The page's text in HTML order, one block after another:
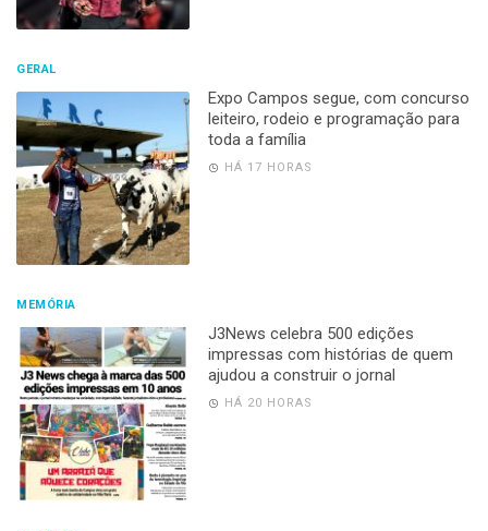
GERAL
Expo Campos segue, com concurso
leiteiro, rodeio e programação para
toda a família
HÁ 17 HORAS
MEMÓRIA
J3News celebra 500 edições
impressas com histórias de quem
ajudou a construir o jornal
HÁ 20 HORAS